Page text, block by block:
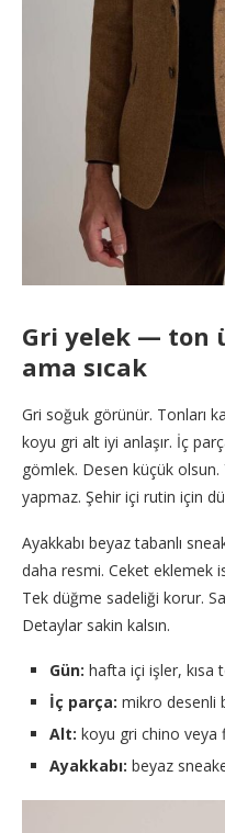
Gri yelek — ton
ama sıcak
Gri soğuk görünür. Tonları
koyu gri alt iyi anlaşır. İç
gömlek. Desen küçük
yapmaz. Şehir içi rutin için
Ayakkabı beyaz tabanlı
daha resmi. Ceket eklemek
Tek düğme sadeliği korur.
Detaylar sakin kalsın.
Gün: hafta içi işler, kısa
İç parça: mikro desenli
Alt: koyu gri chino veya
Ayakkabı: beyaz